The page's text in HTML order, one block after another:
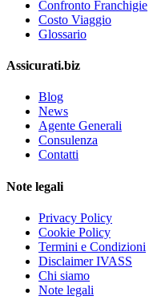
Confronto Franchigie
Costo Viaggio
Glossario
Assicurati.biz
Blog
News
Agente Generali
Consulenza
Contatti
Note legali
Privacy Policy
Cookie Policy
Termini e Condizioni
Disclaimer IVASS
Chi siamo
Note legali